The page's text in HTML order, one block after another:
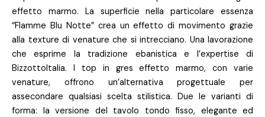
effetto marmo. La superficie nella particolare essenza
“Flamme Blu Notte” crea un effetto di movimento grazie
alla texture di venature che si intrecciano. Una lavorazione
che esprime la tradizione ebanistica e l’expertise di
BizzottoItalia. I top in gres effetto marmo, con varie
venature, offrono un’alternativa progettuale per
assecondare qualsiasi scelta stilistica. Due le varianti di
forma: la versione del tavolo tondo fisso, elegante ed